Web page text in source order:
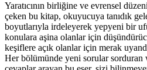
Yaratıcının birliğine ve evrensel
çeken bu kitap, okuyucuya tanıdık
boyutlarıyla irdeleyerek yepyeni bir
konulara aşina olanlar için
keşiflere açık olanlar için merak
Her bölümünde yeni sorular sorduran